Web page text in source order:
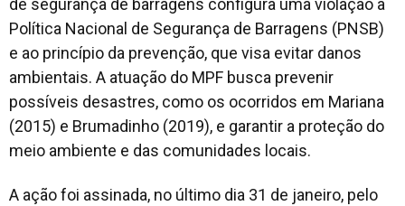
de segurança de barragens configura uma violação à
Política Nacional de Segurança de Barragens (PNSB)
e ao princípio da prevenção, que visa evitar danos
ambientais. A atuação do MPF busca prevenir
possíveis desastres, como os ocorridos em Mariana
(2015) e Brumadinho (2019), e garantir a proteção do
meio ambiente e das comunidades locais.
A ação foi assinada, no último dia 31 de janeiro, pelo